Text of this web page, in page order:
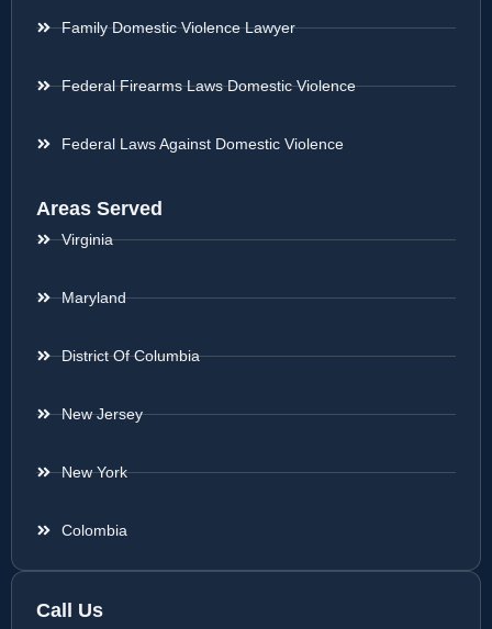
Family Domestic Violence Lawyer
Federal Firearms Laws Domestic Violence
Federal Laws Against Domestic Violence
Areas Served
Virginia
Maryland
District Of Columbia
New Jersey
New York
Colombia
Call Us